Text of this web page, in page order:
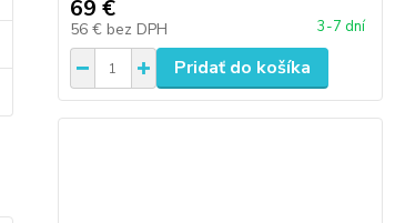
69 €
56 € bez DPH 3-7 dní
Pridať do košíka